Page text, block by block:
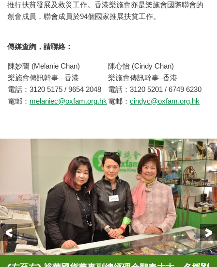
推行扶貧發展及救災工作。香港樂施會亦是樂施會國際聯會的
創會成員，聯會成員於94個國家推展扶貧工作。
傳媒查詢，請聯絡：
陳妙蘭 (Melanie Chan)
樂施會傳訊幹事 –香港
電話：3120 5175 / 9654 2048
電郵： melaniec@oxfam.org.hk
陳心怡 (Cindy Chan)
樂施會傳訊幹事–香港
電話：3120 5201 / 6749 6230
電郵： cindyc@oxfam.org.hk
Previous